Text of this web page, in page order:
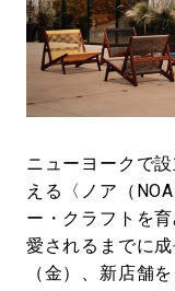
#SPORTS
ニューヨークで
える〈ノア（
ー・クラフトを
愛されるまでに
（金）、新店舗